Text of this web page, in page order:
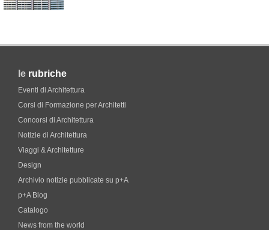
le rubriche
Eventi di Architettura
Corsi di Formazione per Architetti
Concorsi di Architettura
Notizie di Architettura
Viaggi & Architetture
Design
Archivio notizie pubblicate su p+A
p+A Blog
Catalogo
News from the world